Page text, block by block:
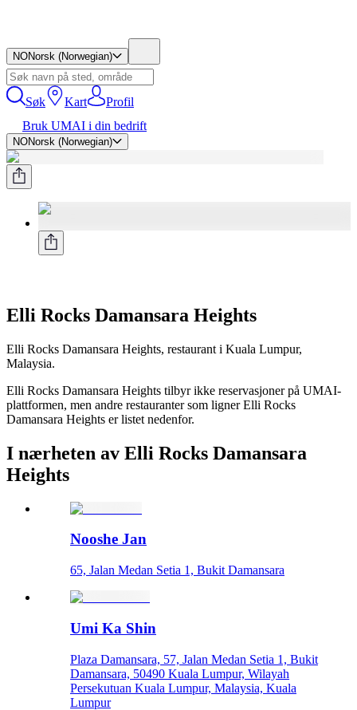
NONorsk (Norwegian)
Søk Kart
Profil
Bruk UMAI i din bedrift
NONorsk (Norwegian)
Elli Rocks Damansara Heights
Elli Rocks Damansara Heights, restaurant i Kuala Lumpur,
Malaysia.
Elli Rocks Damansara Heights tilbyr ikke reservasjoner på UMAI-
plattformen, men andre restauranter som ligner Elli Rocks
Damansara Heights er listet nedenfor.
I nærheten av Elli Rocks Damansara
Heights
Nooshe Jan
65, Jalan Medan Setia 1, Bukit Damansara
Umi Ka Shin
Plaza Damansara, 57, Jalan Medan Setia 1, Bukit
Damansara, 50490 Kuala Lumpur, Wilayah
Persekutuan Kuala Lumpur, Malaysia, Kuala
Lumpur